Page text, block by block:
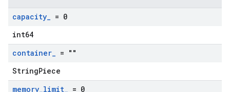
capacity_ = 0
int64
container_ = ""
StringPiece
memory_limit_ = 0